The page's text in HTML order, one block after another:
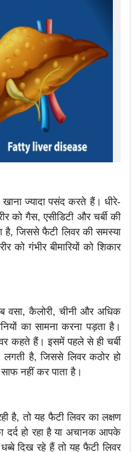
ज्यादा पसंद करते हैं। धीरे-
को गैस, एसीडिटी और चर्बी की
है, जिससे फैटी लिवर की समस्या
को गंभीर बीमारियों को शिकार
कैलोरी, चीनी और अधिक
का सामना करना पड़ता है।
कहते हैं। इसमें पहले से ही चर्बी
है, जिससे लिवर कठोर हो
नहीं कर पाता है।
है, तो यह फैटी लिवर का लक्षण
हो रहा है या अचानक आपके
दिख रहे हैं तो यह फैटी लिवर